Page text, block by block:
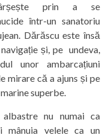
prin a se
într-un sanatoriu
Dărăscu este însă
și, pe undeva,
unor ambarcațiuni
mirare că a ajuns și pe
superbe.
nu numai ca
mânuia velele ca un